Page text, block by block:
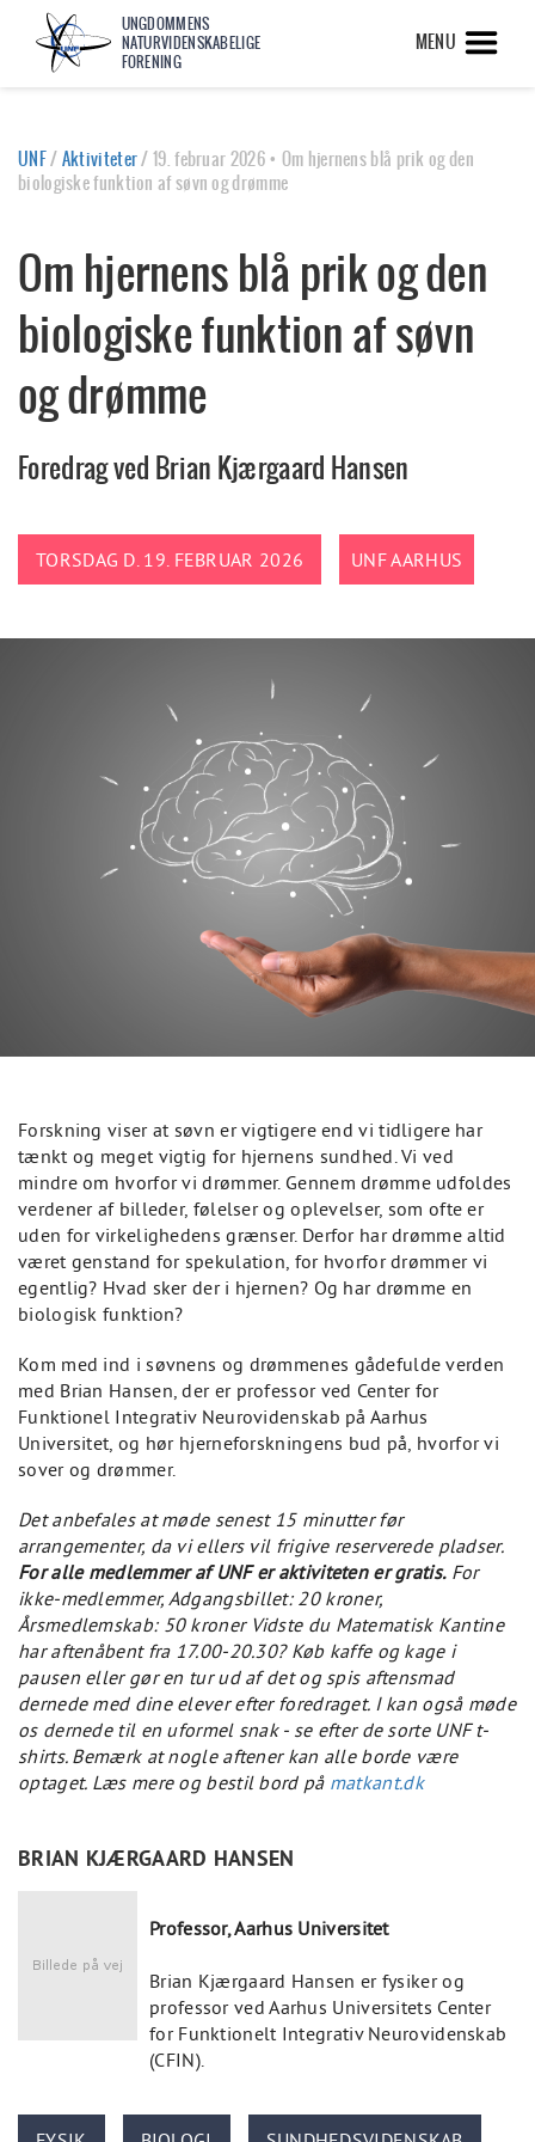
UNGDOMMENS
NATURVIDENSKABELIGE
FORENING
MENU
UNF/Aktiviteter/19. februar 2026 • Om hjernens blå prik og den
biologiske funktion af søvn og drømme
Om hjernens blå prik og den
biologiske funktion af søvn
og drømme
Foredrag ved Brian Kjærgaard Hansen
TORSDAG D. 19. FEBRUAR 2026 UNF AARHUS
Forskning viser at søvn er vigtigere end vi tidligere har
tænkt og meget vigtig for hjernens sundhed. Vi ved
mindre om hvorfor vi drømmer. Gennem drømme udfoldes
verdener af billeder, følelser og oplevelser, som ofte er
uden for virkelighedens grænser. Derfor har drømme altid
været genstand for spekulation, for hvorfor drømmer vi
egentlig? Hvad sker der i hjernen? Og har drømme en
biologisk funktion?
Kom med ind i søvnens og drømmenes gådefulde verden
med Brian Hansen, der er professor ved Center for
Funktionel Integrativ Neurovidenskab på Aarhus
Universitet, og hør hjerneforskningens bud på, hvorfor vi
sover og drømmer.
Det anbefales at møde senest 15 minutter før
arrangementer, da vi ellers vil frigive reserverede pladser.
For alle medlemmer af UNF er aktiviteten er gratis. For
ikke-medlemmer, Adgangsbillet: 20 kroner,
Årsmedlemskab: 50 kroner Vidste du Matematisk Kantine
har aftenåbent fra 17.00-20.30? Køb kaffe og kage i
pausen eller gør en tur ud af det og spis aftensmad
dernede med dine elever efter foredraget. I kan også møde
os dernede til en uformel snak - se efter de sorte UNF t-
shirts. Bemærk at nogle aftener kan alle borde være
optaget. Læs mere og bestil bord på matkant.dk
BRIAN KJÆRGAARD HANSEN
Professor, Aarhus Universitet
Brian Kjærgaard Hansen er fysiker og
professor ved Aarhus Universitets Center
for Funktionelt Integrativ Neurovidenskab
(CFIN).